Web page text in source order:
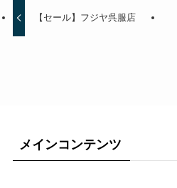
【セール】フジヤ呉服店
メインコンテンツ